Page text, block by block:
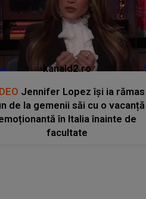
kanald2.ro
Jennifer Lopez își ia rămas
de la gemenii săi cu o vacanță
în Italia înainte de
facultate